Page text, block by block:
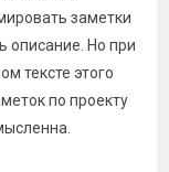
заметки
описание. Но при
тексте этого
по проекту